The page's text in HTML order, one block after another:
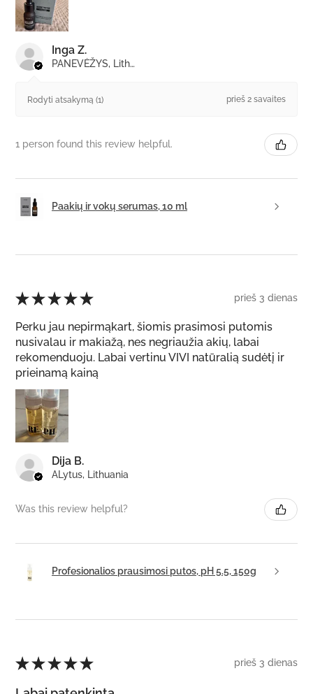
Inga Z.
PANEVĖŽYS, Lithuania
Rodyti atsakymą (1) prieš 2 savaites
1 person found this review helpful.
Paakių ir vokų serumas, 10 ml
★ ★ ★ ★ ★ prieš 3 dienas
Perku jau nepirmąkart, šiomis prasimosi putomis
nusivalau ir makiažą, nes negriaužia akių, labai
rekomenduoju. Labai vertinu VIVI natūralią sudėtį ir
prieinamą kainą
Dija B.
ALytus, Lithuania
Was this review helpful?
Profesionalios prausimosi putos, pH 5.5, 150g
★ ★ ★ ★ ★ prieš 3 dienas